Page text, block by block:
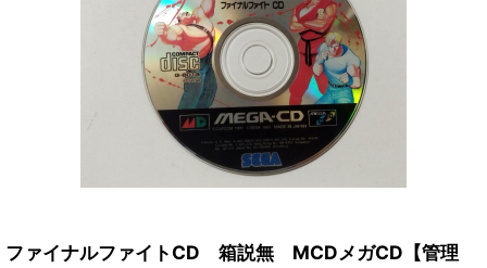
ファイナルファイトCD 箱説無 MCDメガCD【管理